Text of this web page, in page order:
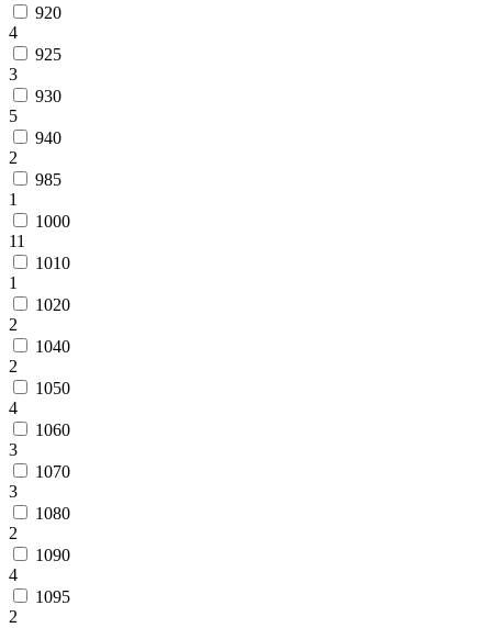
920
4
925
3
930
5
940
2
985
1
1000
11
1010
1
1020
2
1040
2
1050
4
1060
3
1070
3
1080
2
1090
4
1095
2